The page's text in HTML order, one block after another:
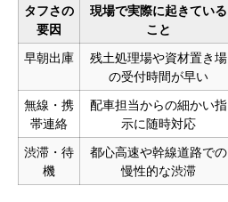
タフさの
要因
現場で実際に起きている
こと
早朝出庫
残土処理場や資材置き場
の受付時間が早い
無線・携
帯連絡
配車担当からの細かい指
示に随時対応
渋滞・待
機
都心高速や幹線道路での
慢性的な渋滞